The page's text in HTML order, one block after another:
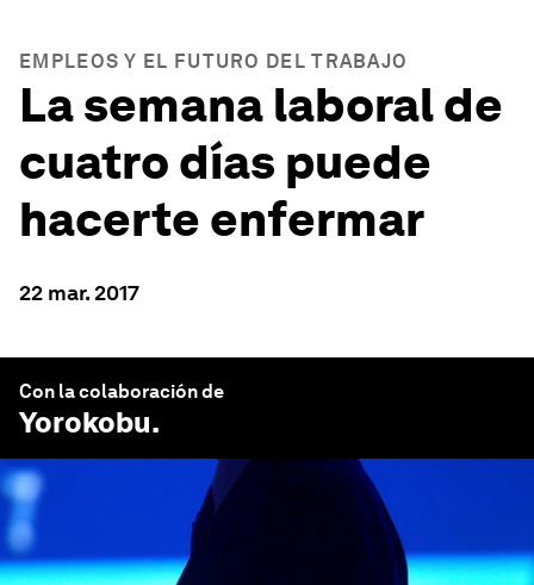
EMPLEOS Y EL FUTURO DEL TRABAJO
La semana laboral de
cuatro días puede
hacerte enfermar
22 mar. 2017
Con la colaboración de
Yorokobu.